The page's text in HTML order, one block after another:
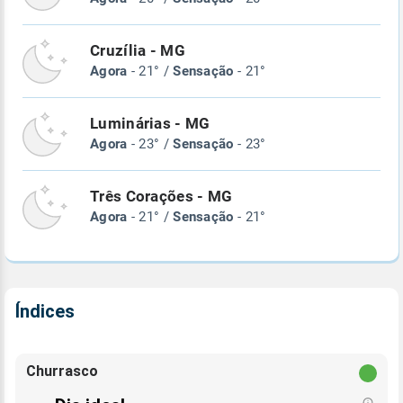
Cruzília - MG
Agora - 21° /Sensação - 21°
Luminárias - MG
Agora - 23° /Sensação - 23°
Três Corações - MG
Agora - 21° /Sensação - 21°
Índices
Churrasco